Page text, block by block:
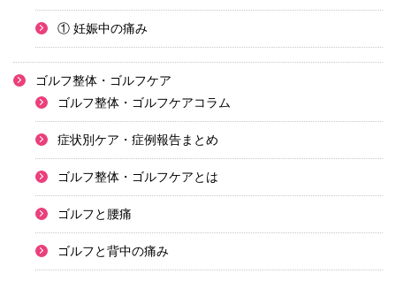
① 妊娠中の痛み
ゴルフ整体・ゴルフケア
ゴルフ整体・ゴルフケアコラム
症状別ケア・症例報告まとめ
ゴルフ整体・ゴルフケアとは
ゴルフと腰痛
ゴルフと背中の痛み